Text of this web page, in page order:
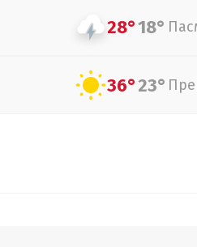
28°18°
36°23°